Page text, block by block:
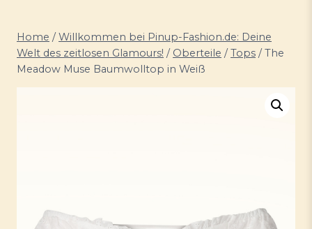
Home / Willkommen bei Pinup-Fashion.de: Deine
Welt des zeitlosen Glamours! / Oberteile / Tops / The
Meadow Muse Baumwolltop in Weiß